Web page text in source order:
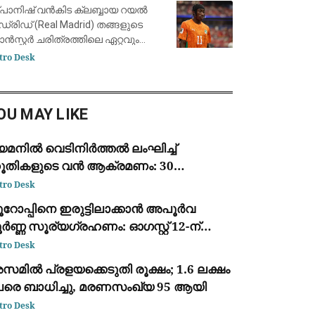
ബെർണബ്യൂവിൽ
വൻകിട ക്ലബ്ബായ റയൽ
(Real Madrid) തങ്ങളുടെ
ചരിത്രത്തിലെ ഏറ്റവും
തുക നൽകി ഐവറി കോസ്റ്റ്
Desk
MAY LIKE
വെടിനിർത്തൽ ലംഘിച്ച്
വൻ ആക്രമണം: 30
കൊല്ലപ്പെട്ടു; 2022-ന്
ഏറ്റവും വലിയ ഏറ്റുമുട്ടൽ
Desk
ഇരുട്ടിലാക്കാൻ അപൂർവ
സൂര്യഗ്രഹണം: ഓഗസ്റ്റ് 12-ന്
പ്രകൃതിയുടെ വിസ്മയക്കാഴ്ച
Desk
പ്രളയക്കെടുതി രൂക്ഷം; 1.6 ലക്ഷം
ബാധിച്ചു, മരണസംഖ്യ 95 ആയി
Desk